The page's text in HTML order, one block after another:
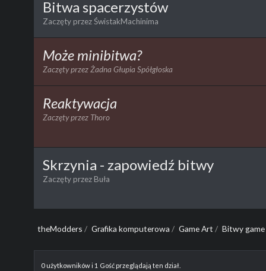
Bitwa spacerzystów
Zaczęty przezŚwistakMachinima
Może minibitwa?
Zaczęty przez Żadna Głupia Spółgłoska
Reaktywacja
Zaczęty przez Thoro
Skrzynia - zapowiedź bitwy
Zaczęty przez Buła
theModders / Grafika komputerowa / Game Art / Bitwy
0 użytkowników i 1 Gość przeglądają ten dział.